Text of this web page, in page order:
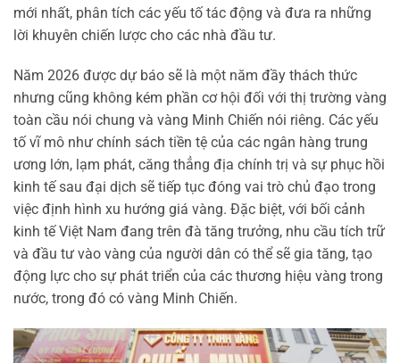
mới nhất, phân tích các yếu tố tác động và đưa ra những
lời khuyên chiến lược cho các nhà đầu tư.
Năm 2026 được dự báo sẽ là một năm đầy thách thức
nhưng cũng không kém phần cơ hội đối với thị trường vàng
toàn cầu nói chung và vàng Minh Chiến nói riêng. Các yếu
tố vĩ mô như chính sách tiền tệ của các ngân hàng trung
ương lớn, lạm phát, căng thẳng địa chính trị và sự phục hồi
kinh tế sau đại dịch sẽ tiếp tục đóng vai trò chủ đạo trong
việc định hình xu hướng giá vàng. Đặc biệt, với bối cảnh
kinh tế Việt Nam đang trên đà tăng trưởng, nhu cầu tích trữ
và đầu tư vào vàng của người dân có thể sẽ gia tăng, tạo
động lực cho sự phát triển của các thương hiệu vàng trong
nước, trong đó có vàng Minh Chiến.